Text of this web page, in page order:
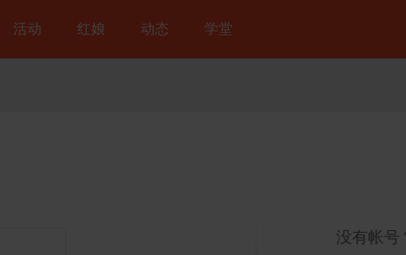
活动 红娘 动态 学堂
没有帐号